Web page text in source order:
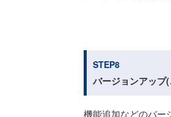
STEP8
バージョンアップ
機能追加などのバー